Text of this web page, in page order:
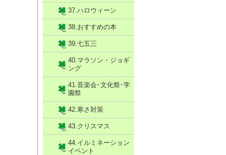
37.ハロウィーン
38.おすすめの本
39.七五三
40.マラソン・ジョギ
ング
41.音楽会･文化祭･学
園祭
42.寒さ対策
43.クリスマス
44.イルミネーション
イベント